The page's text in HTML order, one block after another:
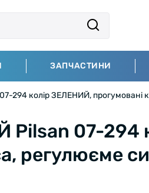
ЗАПЧАСТИНИ
294 колір ЗЕЛЕНИЙ, прогумовані
07-294
регулюєме